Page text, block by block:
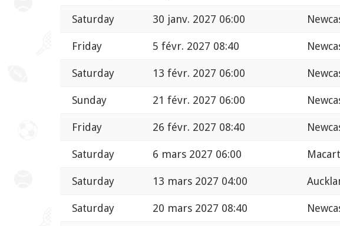
Saturday 30 janv. 2027 06:00
Friday 5 févr. 2027 08:40
Saturday 13 févr. 2027 06:00
Sunday 21 févr. 2027 06:00
Friday 26 févr. 2027 08:40
Saturday 6 mars 2027 06:00
Saturday 13 mars 2027 04:00
Saturday 20 mars 2027 08:40